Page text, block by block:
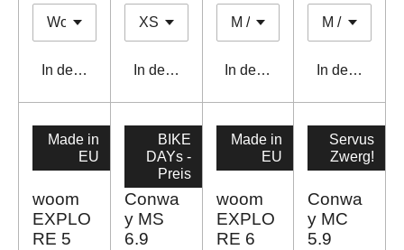
In den WarenkorbIn den WarenkorbIn den WarenkorbIn den
Made in
EU
woom
EXPLO
RE 5
BIKE
DAYs -
Preis
Conwa
y MS
6.9
Made in
EU
woom
EXPLO
RE 6
Servus
Zwerg!
Conwa
y MC
5.9